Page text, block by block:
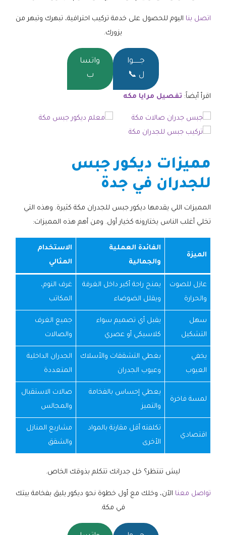
اتصل بنا اليوم للحصول على خدمة تركيب احترافية، تبهرك وتبهر من
يزورك.
جــــــوا
ل 📞
واتسا
ب
اقرأ أيضاً: تفصيل مرايا مكه
مميزات ديكور جبس
للجدران في جدة
المميزات اللي يقدمها ديكور جبس للجدران مكة كثيرة. وهذه التي
تخلي أغلب الناس يختارونه كخيار أول. ومن أهم هذه المميزات:
الميزة
الفائدة العملية
والجمالية
الاستخدام
المثالي
عازل للصوت
والحرارة
يمنح راحة أكبر داخل الغرفة
ويقلل الضوضاء
غرف النوم،
المكاتب
سهل
التشكيل
يقبل أي تصميم سواء
كلاسيكي أو عصري
جميع الغرف
والصالات
يخفي
العيوب
يغطي التشققات والأسلاك
وعيوب الجدران
الجدران الداخلية
المتعددة
لمسة فاخرة
يعطي إحساس بالفخامة
والتميز
صالات الاستقبال
والمجالس
اقتصادي
تكلفته أقل مقارنة بالمواد
الأخرى
مشاريع المنازل
والشقق
ليش تنتظر؟ خل جدرانك تتكلم بذوقك الخاص.
تواصل معنا الآن، وخلك مع أول خطوة نحو ديكور يليق بفخامة بيتك
في مكة.